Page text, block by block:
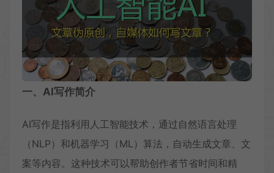
一、AI写作简介
AI写作是指利用人工智能技术，通过自然语言处理
（NLP）和机器学习（ML）算法，自动生成文章、文
案等内容。这种技术可以帮助创作者节省时间和精